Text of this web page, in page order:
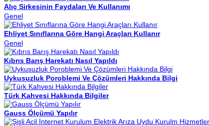
Alıç Sirkesinin Faydaları Ve Kullanımı
Genel
Ehliyet Sınıflarına Göre Hangi Araçları Kullanır
Genel
Kıbrıs Barış Harekatı Nasıl Yapıldı
Uykusuzluk Poroblemi Ve Çözümleri Hakkında Bilgi
Türk Kahvesi Hakkında Bilgiler
Gauss Ölçümü Yapılır